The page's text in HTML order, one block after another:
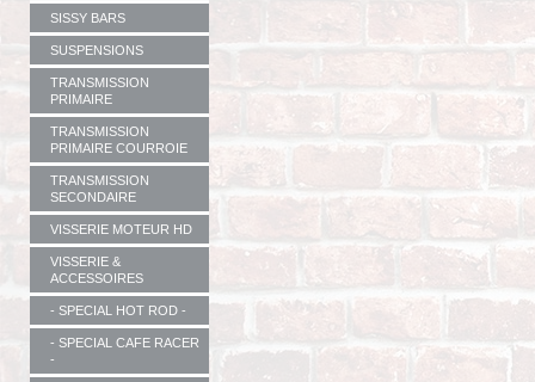
SISSY BARS
SUSPENSIONS
TRANSMISSION
PRIMAIRE
TRANSMISSION
PRIMAIRE COURROIE
TRANSMISSION
SECONDAIRE
VISSERIE MOTEUR HD
VISSERIE &
ACCESSOIRES
- SPECIAL HOT ROD -
- SPECIAL CAFE RACER
-